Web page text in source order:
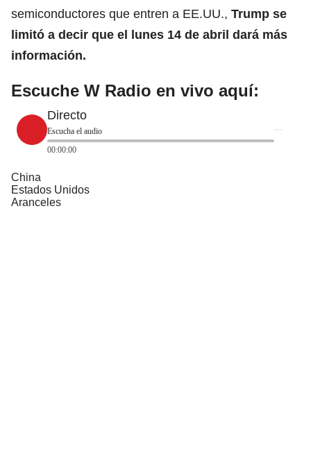
semiconductores que entren a EE.UU., Trump se
limitó a decir que el lunes 14 de abril dará más
información.
Escuche W Radio en vivo aquí:
Directo
Escucha el audio
00:00:00
China
Estados Unidos
Aranceles